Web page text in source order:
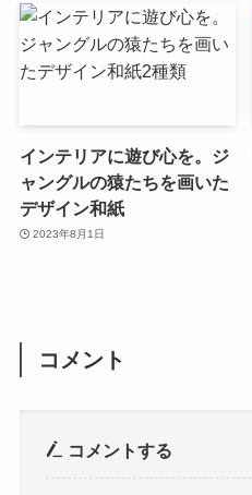
インテリアに遊び心を。ジ
ャングルの猿たちを画いた
デザイン和紙
2023年8月1日
コメント
コメントする